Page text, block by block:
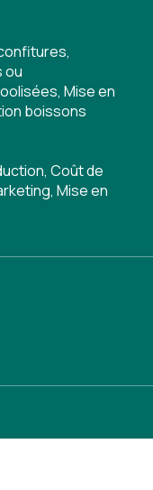
,
ou
, Mise en
boissons
, Coût de
, Mise en